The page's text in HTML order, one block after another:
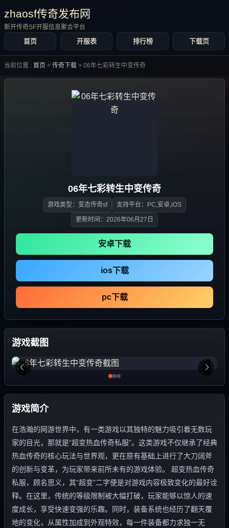
zhaosf传奇发布网
新开传奇SF开服信息聚合平台
首页 开服表 排行榜 下载页
当前位置 : 首页 > 传奇下载 > 06年七彩转生中变传奇
06年七彩转生中变传奇
游戏类型：变态传奇sf 支持平台：PC,安卓,iOS
更新时间：2026年06月27日
安卓下载
ios下载
pc下载
游戏截图
游戏简介
在浩瀚的网游世界中，有一类游戏以其独特的魅力吸引着无数玩
家的目光，那就是“超变热血传奇私服”。这类游戏不仅继承了经典
热血传奇的核心玩法与世界观，更在原有基础上进行了大刀阔斧
的创新与变革，为玩家带来前所未有的游戏体验。 超变热血传奇
私服，顾名思义，其“超变”二字便是对游戏内容极致变化的最好诠
释。在这里，传统的等级限制被大幅打破，玩家能够以惊人的速
度成长，享受快速变强的乐趣。同时，装备系统也经历了翻天覆
地的变化，从属性加成到外观特效，每一件装备都力求独一无